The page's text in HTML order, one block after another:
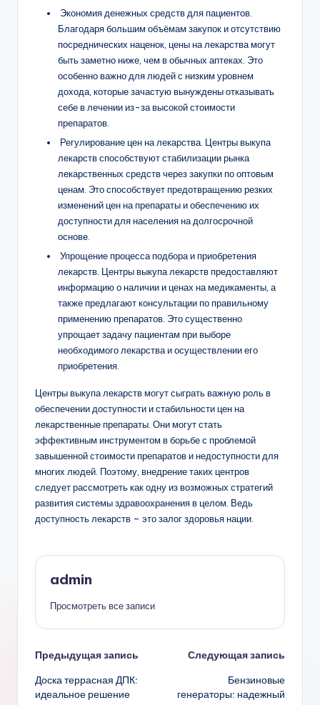
Экономия денежных средств для пациентов.
Благодаря большим объёмам закупок и отсутствию
посреднических наценок, цены на лекарства могут
быть заметно ниже, чем в обычных аптеках. Это
особенно важно для людей с низким уровнем
дохода, которые зачастую вынуждены отказывать
себе в лечении из-за высокой стоимости
препаратов.
Регулирование цен на лекарства. Центры выкупа
лекарств способствуют стабилизации рынка
лекарственных средств через закупки по оптовым
ценам. Это способствует предотвращению резких
изменений цен на препараты и обеспечению их
доступности для населения на долгосрочной
основе.
Упрощение процесса подбора и приобретения
лекарств. Центры выкупа лекарств предоставляют
информацию о наличии и ценах на медикаменты, а
также предлагают консультации по правильному
применению препаратов. Это существенно
упрощает задачу пациентам при выборе
необходимого лекарства и осуществлении его
приобретения.
Центры выкупа лекарств могут сыграть важную роль в
обеспечении доступности и стабильности цен на
лекарственные препараты. Они могут стать
эффективным инструментом в борьбе с проблемой
завышенной стоимости препаратов и недоступности для
многих людей. Поэтому, внедрение таких центров
следует рассмотреть как одну из возможных стратегий
развития системы здравоохранения в целом. Ведь
доступность лекарств – это залог здоровья нации.
admin
Просмотреть все записи
Навигация
записи
Предыдущая запись
Доска террасная ДПК:
идеальное решение
Следующая запись
Бензиновые
генераторы: надежный